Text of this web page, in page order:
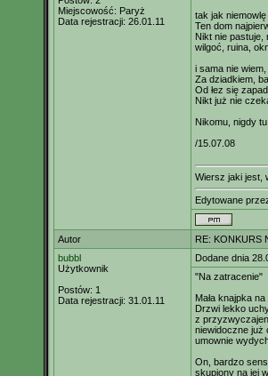
Miejscowość: Paryż
Data rejestracji: 26.01.11
tak jak
Ten dom
Nikt nie
wilgoć, ruina,
i sama nie
Za dziadkiem,
Od łez się
Nikt już nie
Nikomu, nigdy
/15.07.08
Wiersz jaki jest,
Edytowane
Autor
RE: KONKURS
bubbl
Użytkownik
Postów: 1
Data rejestracji: 31.01.11
Dodane dnia
"Na zatracenie"
Mała knajpka
Drzwi lekko
z
niewidoczne już
umownie
On, bardzo
skupiony na jej